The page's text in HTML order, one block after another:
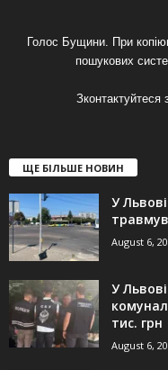
Голос Бущини. При
пошукових
Зконтактуйтеся
ЩЕ БІЛЬШЕ НОВИН
У
August 6,
У
тис. грн
August 6,